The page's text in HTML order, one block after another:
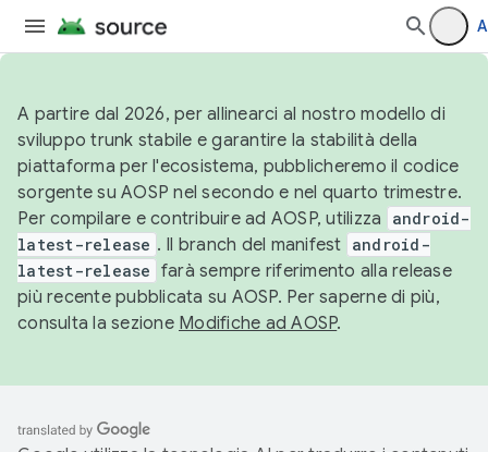
A partire dal 2026, per allinearci al nostro modello di
sviluppo trunk stabile e garantire la stabilità della
piattaforma per l'ecosistema, pubblicheremo il codice
sorgente su AOSP nel secondo e nel quarto trimestre.
Per compilare e contribuire ad AOSP, utilizza
android-
latest-release . Il branch del manifest android-
latest-release farà sempre riferimento alla release
più recente pubblicata su AOSP. Per saperne di più,
consulta la sezione Modifiche ad AOSP.